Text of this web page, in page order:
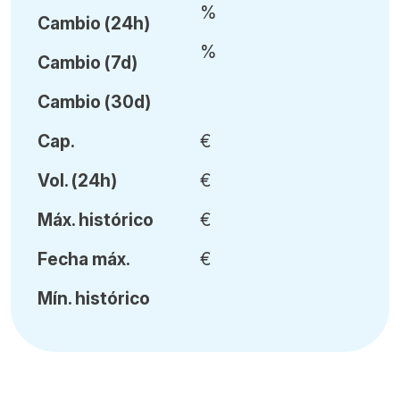
Cambio (24h)
Cambio (7d)
Cambio (30d)
%
%
Cap.
Vol. (24h)
Máx. histórico
Fecha máx.
Mín. histórico
€
€
€
€